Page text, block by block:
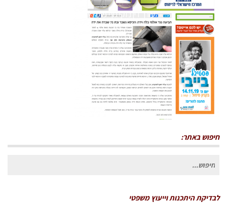
» עורך דין נזקי גוף מומלץ באשדוד
חיפוש באתר:
חיפוש
לבדיקת היתכנות וייעוץ משפטי